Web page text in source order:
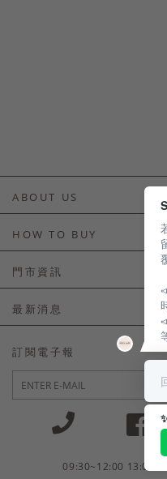
ABOUT US
HOW TO BUY
如何購買
會員常見問題
訂單常見問題
商品售後服務
電子發票
門市資訊
門市資訊
最新消息
LINE官方會員活動
訂閱電子報
09:30~12:00